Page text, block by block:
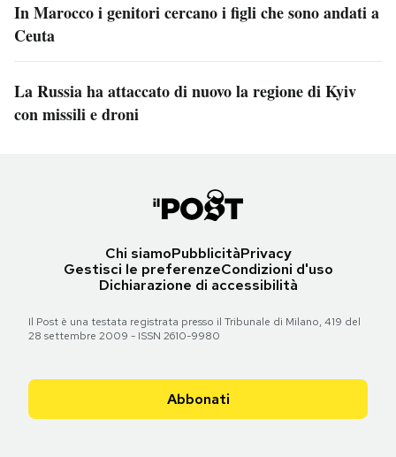
In Marocco i genitori cercano i figli che sono andati a
Ceuta
La Russia ha attaccato di nuovo la regione di Kyiv
con missili e droni
Chi siamoPubblicitàPrivacy
Gestisci le preferenzeCondizioni d'uso
Dichiarazione di accessibilità
Il Post è una testata registrata presso il Tribunale di Milano, 419 del
28 settembre 2009 - ISSN 2610-9980
Abbonati